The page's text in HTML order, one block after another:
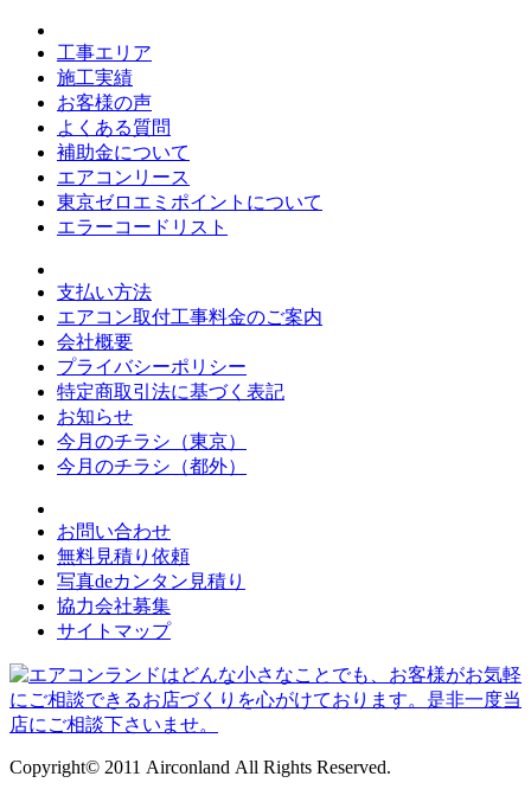
工事エリア
施工実績
お客様の声
よくある質問
補助金について
エアコンリース
東京ゼロエミポイントについて
エラーコードリスト
支払い方法
エアコン取付工事料金のご案内
会社概要
プライバシーポリシー
特定商取引法に基づく表記
お知らせ
今月のチラシ（東京）
今月のチラシ（都外）
お問い合わせ
無料見積り依頼
写真deカンタン見積り
協力会社募集
サイトマップ
Copyright© 2011 Airconland All Rights Reserved.